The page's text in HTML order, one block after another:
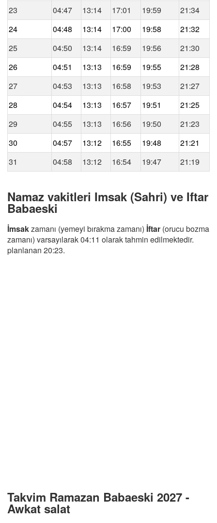
23 04:47 13:14 17:01 19:59
21:34
24
04:48 13:14 17:00 19:58
21:32
25
04:50 13:14 16:59 19:56
21:30
26
04:51 13:13 16:59 19:55
21:28
27
04:53 13:13 16:58 19:53
21:27
28
04:54 13:13 16:57 19:51
21:25
29
04:55 13:13 16:56 19:50
21:23
30
04:57 13:12 16:55 19:48
21:21
31
04:58 13:12 16:54 19:47 21:19
Namaz vakitleri Imsak (Sahri) ve Iftar
Babaeski
İmsakzamanı (yemeyi bırakma zamanı) İftar (orucu bozma
zamanı) varsayılarak 04:11 olarak tahmin edilmektedir.
planlanan 20:23.
Takvim Ramazan Babaeski 2027 -
Awkat salat